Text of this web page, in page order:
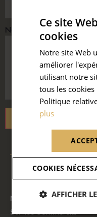
Notes
ENVOYER
MR. MARCEL
Service Commercial
Ce site
cookies
Notre site Web
améliorer
utilisant notre
tous les
Politique
plus
COOKIES
AFFICHER